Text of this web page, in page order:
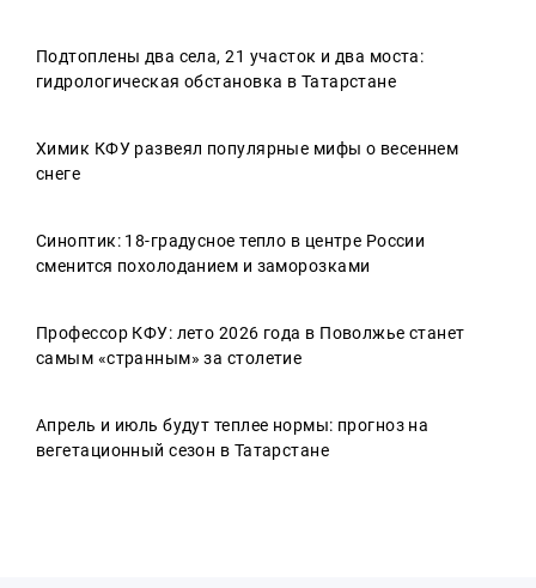
Подтоплены два села, 21 участок и два моста:
гидрологическая обстановка в Татарстане
Химик КФУ развеял популярные мифы о весеннем
снеге
Синоптик: 18-градусное тепло в центре России
сменится похолоданием и заморозками
Профессор КФУ: лето 2026 года в Поволжье станет
самым «странным» за столетие
Апрель и июль будут теплее нормы: прогноз на
вегетационный сезон в Татарстане